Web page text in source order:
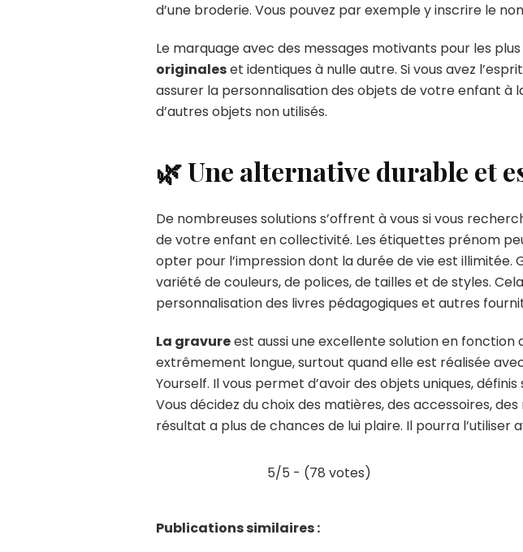
d’une broderie. Vous pouvez par exemple y inscrire le
Le marquage avec des messages motivants pour les
originaleset identiques à nulle autre. Si vous avez
assurer la personnalisation des objets de votre enfant à
d’autres objets non utilisés.
🌿 Une alternative durable et
De nombreuses solutions s’offrent à vous si vous
de votre enfant en collectivité. Les étiquettes prénom
opter pour l’impression dont la durée de vie est illimitée.
variété de couleurs, de polices, de tailles et de styles.
personnalisation des livres pédagogiques et autres
La gravureest aussi une excellente solution en fonction
extrêmement longue, surtout quand elle est réalisée avec
Yourself. Il vous permet d’avoir des objets uniques,
Vous décidez du choix des matières, des accessoires,
résultat a plus de chances de lui plaire. Il pourra l’utiliser
5/5 - (78 votes)
Publications similaires :